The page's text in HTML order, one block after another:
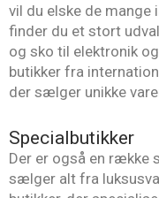
vil du elske de mange
finder du et stort
og sko til elektronik
butikker fra
der sælger unikke
Specialbutikker
Der er også en række
sælger alt fra